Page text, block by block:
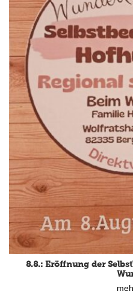
8.8.: Eröffnung der
15.8.: Grillfeier der